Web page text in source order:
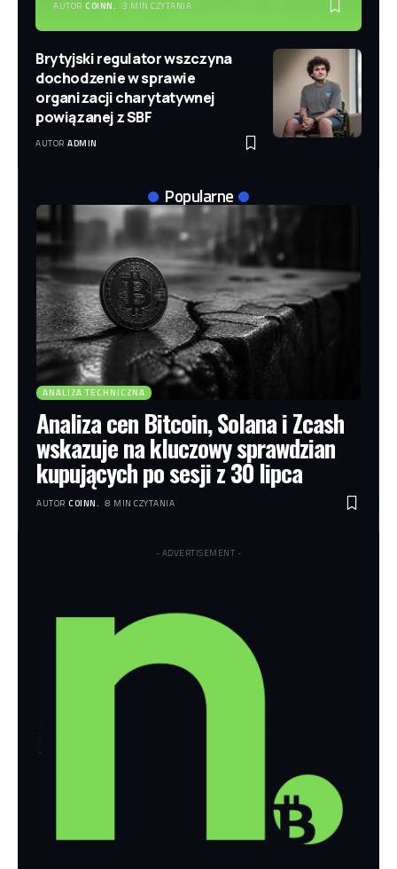
AUTOR COINN. 3 MIN CZYTANIA
Brytyjski regulator wszczyna
dochodzenie w sprawie
organizacji charytatywnej
powiązanej z SBF
AUTOR ADMIN
Popularne
ANALIZA TECHNICZNA
Analiza cen Bitcoin, Solana i Zcash
wskazuje na kluczowy sprawdzian
kupujących po sesji z 30 lipca
AUTOR COINN. 8 MIN CZYTANIA
- ADVERTISEMENT -